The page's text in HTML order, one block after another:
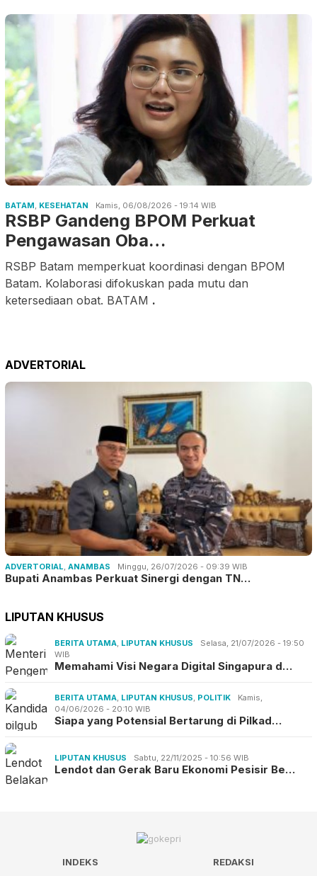
BATAM, KESEHATAN Kamis, 06/08/2026 - 19:14 WIB
RSBP Gandeng BPOM Perkuat
Pengawasan Oba…
RSBP Batam memperkuat koordinasi dengan BPOM
Batam. Kolaborasi difokuskan pada mutu dan
ketersediaan obat. BATAM .
ADVERTORIAL
ADVERTORIAL, ANAMBAS Minggu, 26/07/2026 - 09:39 WIB
Bupati Anambas Perkuat Sinergi dengan TN…
LIPUTAN KHUSUS
BERITA UTAMA, LIPUTAN KHUSUS
Selasa, 21/07/2026 - 19:50
WIB
Memahami Visi Negara Digital Singapura d…
BERITA UTAMA, LIPUTAN KHUSUS, POLITIK
Kamis,
04/06/2026 - 20:10 WIB
Siapa yang Potensial Bertarung di Pilkad…
LIPUTAN KHUSUS Sabtu, 22/11/2025 - 10:56 WIB
Lendot dan Gerak Baru Ekonomi Pesisir Be…
INDEKS REDAKSI